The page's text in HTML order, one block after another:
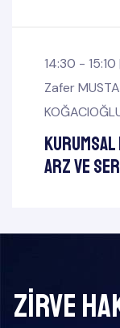
14:30 - 15:10 |
Zafer
Kurumsal
Arz ve
Zirve